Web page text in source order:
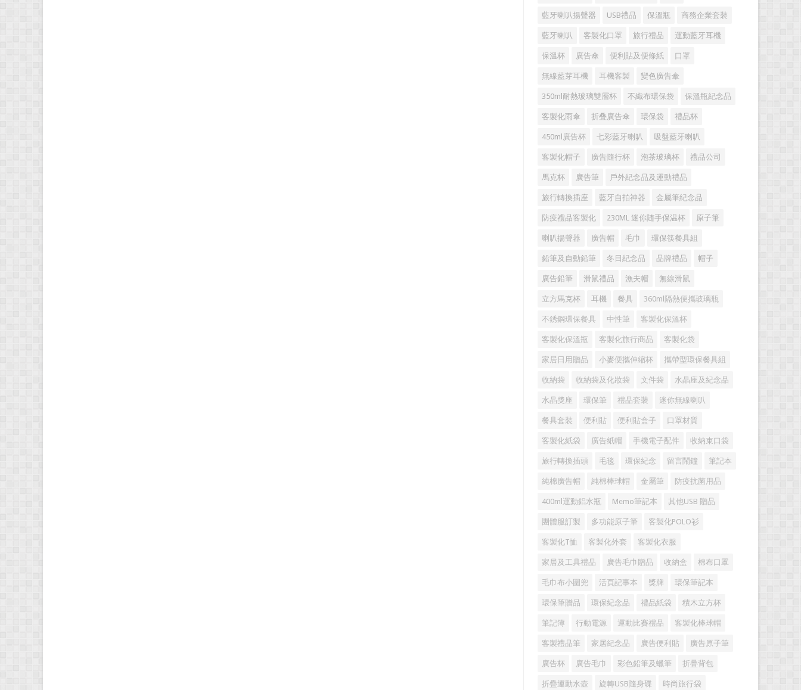
藍牙喇叭揚聲器 USB禮品 保溫瓶 商務企業套裝
藍牙喇叭 客製化口罩 旅行禮品 運動藍牙耳機
保溫杯 廣告傘 便利貼及便條紙 口罩
無線藍芽耳機 耳機客製 變色廣告傘
350ml耐熱玻璃雙層杯 不織布環保袋 保溫瓶紀念品
客製化雨傘 折叠廣告傘 環保袋 禮品杯
450ml廣告杯 七彩藍牙喇叭 吸盤藍牙喇叭
客製化帽子 廣告隨行杯 泡茶玻璃杯 禮品公司
馬克杯 廣告筆 戶外紀念品及運動禮品
旅行轉換插座 藍牙自拍神器 金屬筆紀念品
防疫禮品客製化 230ML 迷你随手保温杯 原子筆
喇叭揚聲器 廣告帽 毛巾 環保筷餐具組
鉛筆及自動鉛筆 冬日紀念品 品牌禮品 帽子
廣告鉛筆 滑鼠禮品 漁夫帽 無線滑鼠
立方馬克杯 耳機 餐具 360ml隔熱便攜玻璃瓶
不銹鋼環保餐具 中性筆 客製化保溫杯
客製化保溫瓶 客製化旅行商品 客製化袋
家居日用贈品 小麥便攜伸縮杯 攜帶型環保餐具組
收納袋 收納袋及化妝袋 文件袋 水晶座及紀念品
水晶獎座 環保筆 禮品套裝 迷你無線喇叭
餐具套裝 便利貼 便利貼盒子 口罩材質
客製化紙袋 廣告紙帽 手機電子配件 收納束口袋
旅行轉換插頭 毛毯 環保紀念 留言鬧鐘 筆記本
純棉廣告帽 純棉棒球帽 金屬筆 防疫抗菌用品
400ml運動鋁水瓶 Memo筆記本 其他USB 贈品
團體服訂製 多功能原子筆 客製化POLO衫
客製化T恤 客製化外套 客製化衣服
家居及工具禮品 廣告毛巾贈品 收納盒 棉布口罩
毛巾布小圍兜 活頁記事本 獎牌 環保筆記本
環保筆贈品 環保紀念品 禮品紙袋 積木立方杯
筆記簿 行動電源 運動比賽禮品 客製化棒球帽
客製禮品筆 家居紀念品 廣告便利貼 廣告原子筆
廣告杯 廣告毛巾 彩色鉛筆及蠟筆 折疊背包
折疊運動水壺 旋轉USB隨身碟 時尚旅行袋